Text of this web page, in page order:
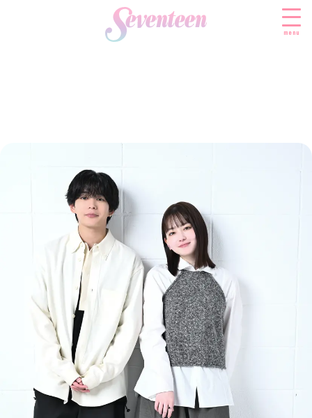
menu
モデル私服
BEAUTY
ビューティニュース
トレンドメイク
ベストコスメ
ヘアアレンジ・ヘアケア
スキンケア
ボディケア
SCHOOL
スクールニュース
制服コーデ
学校ヘアメイク
勉強・受験・進路
ENTERTAINMENT
エンタメニュース
なにわ男子
K-POP
LIFESTYLE
ライフスタイルニュース
JKランキング・アワード
モデルの購入品
おでかけ
お悩み相談
JK TREND
JKトレンドニュース
MODELS
MODEL'S BLOG
TikTok
Instagram